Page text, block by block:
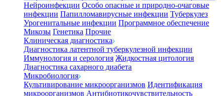
Нейроинфекции Особо опасные и природно-очаговые
инфекции Папилломавирусные инфекции Туберкулез
Урогенитальные инфекции Программное обеспечение
Микозы Генетика Прочие
Клиническая диагностика
Диагностика латентной туберкулезной инфекции
Иммунология и серология Жидкостная цитология
Диагностика сахарного диабета
Микробиология
Культивирование микроорганизмов Идентификация
микроорганизмов Антибиотикочувствительность